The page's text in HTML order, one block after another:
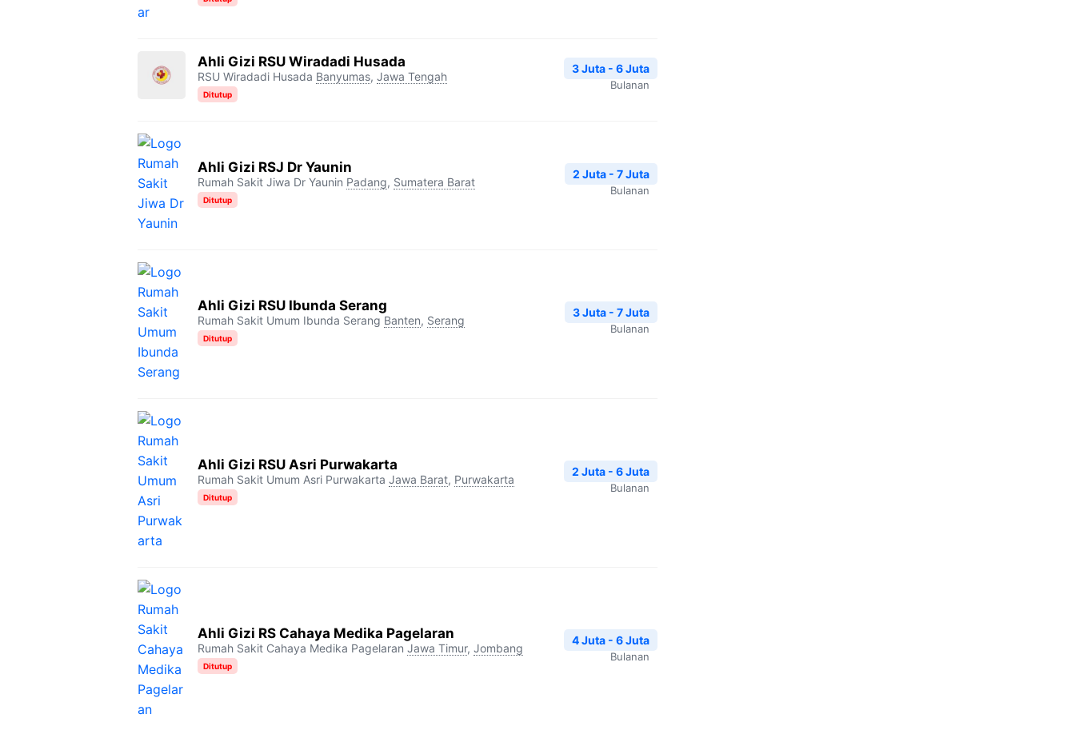
Ahli Gizi RSU Wiradadi Husada
RSU Wiradadi Husada Banyumas, Jawa Tengah
Ditutup
3 Juta - 6 Juta
Bulanan
Ahli Gizi RSJ Dr Yaunin
Rumah Sakit Jiwa Dr Yaunin Padang, Sumatera Barat
Ditutup
2 Juta - 7 Juta
Bulanan
Ahli Gizi RSU Ibunda Serang
Rumah Sakit Umum Ibunda Serang Banten, Serang
Ditutup
3 Juta - 7 Juta
Bulanan
Ahli Gizi RSU Asri Purwakarta
Rumah Sakit Umum Asri Purwakarta Jawa Barat, Purwakarta
Ditutup
2 Juta - 6 Juta
Bulanan
Ahli Gizi RS Cahaya Medika Pagelaran
Rumah Sakit Cahaya Medika Pagelaran Jawa Timur, Jombang
Ditutup
4 Juta - 6 Juta
Bulanan